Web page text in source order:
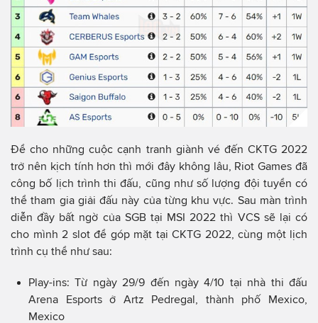
Để cho những cuộc cạnh tranh giành vé đến CKTG 2022
trở nên kịch tính hơn thì mới đây không lâu, Riot Games đã
công bố lịch trình thi đấu, cũng như số lượng đội tuyển có
thể tham gia giải đấu này của từng khu vực. Sau màn trình
diễn đầy bất ngờ của SGB tại MSI 2022 thì VCS sẽ lại có
cho mình 2 slot để góp mặt tại CKTG 2022, cùng một lịch
trình cụ thể như sau:
Play-ins: Từ ngày 29/9 đến ngày 4/10 tại nhà thi đấu
Arena Esports ở Artz Pedregal, thành phố Mexico,
Mexico